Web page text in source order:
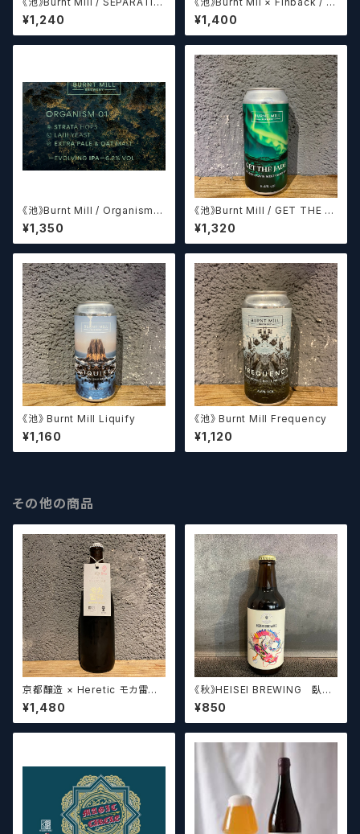
G CIRCLES
¥1,240
LIGHT OF WHALES
¥1,400
《池》Burnt Mill / Organism O
1 オーガニズムO1
¥1,350
《池》Burnt Mill / GET THE J
ADE
¥1,320
《池》 Burnt Mill Liquify
¥1,160
《池》 Burnt Mill Frequency
¥1,120
その他の商品
京都醸造 × Heretic モカ雷神 /
Kyoto × Heretic MOCHA T
HUNDER【クラフトビールシザ
ーズ】
¥1,480
《秋》HEISEI BREWING 臥龍
長生(がりゅうちょうせい)アメリ
カンペールエール【クラフトビー
ル】
¥850